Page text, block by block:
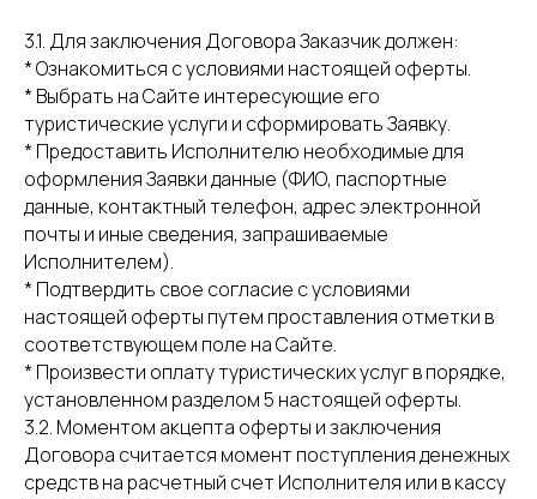
3.1. Для заключения Договора Заказчик должен:
* Ознакомиться с условиями настоящей оферты.
* Выбрать на Сайте интересующие его
туристические услуги и сформировать Заявку.
* Предоставить Исполнителю необходимые для
оформления Заявки данные (ФИО, паспортные
данные, контактный телефон, адрес электронной
почты и иные сведения, запрашиваемые
Исполнителем).
* Подтвердить свое согласие с условиями
настоящей оферты путем проставления отметки в
соответствующем поле на Сайте.
* Произвести оплату туристических услуг в порядке,
установленном разделом 5 настоящей оферты.
3.2. Моментом акцепта оферты и заключения
Договора считается момент поступления денежных
средств на расчетный счет Исполнителя или в кассу